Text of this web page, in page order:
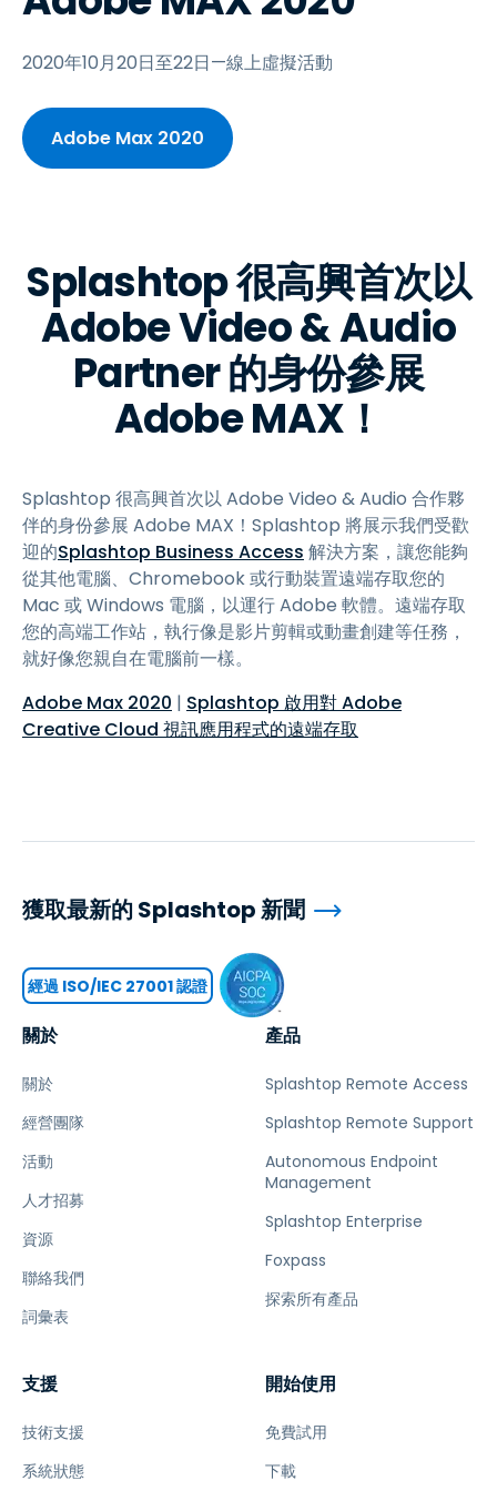
2020年10月20日至22日—線上虛擬活動
Adobe Max 2020
Splashtop 很高興首次以
Adobe Video & Audio
Partner 的身份參展
Adobe MAX！
Splashtop 很高興首次以 Adobe Video & Audio 合作夥
伴的身份參展 Adobe MAX！Splashtop 將展示我們受歡
迎的Splashtop Business Access 解決方案，讓您能夠
從其他電腦、Chromebook 或行動裝置遠端存取您的
Mac 或 Windows 電腦，以運行 Adobe 軟體。遠端存取
您的高端工作站，執行像是影片剪輯或動畫創建等任務，
就好像您親自在電腦前一樣。
Adobe Max 2020 | Splashtop 啟用對 Adobe
Creative Cloud 視訊應用程式的遠端存取
關於
關於
經營團隊
活動
人才招募
資源
聯絡我們
詞彙表
產品
Splashtop Remote Access
Splashtop Remote Support
Autonomous Endpoint
Management
Splashtop Enterprise
Foxpass
探索所有產品
支援
技術支援
系統狀態
開始使用
免費試用
下載
獲取最新的 Splashtop 新聞
經過 ISO/IEC 27001 認證